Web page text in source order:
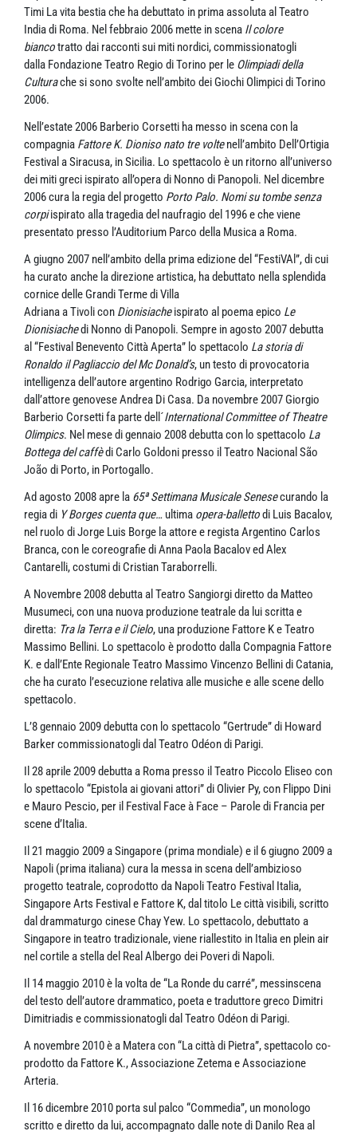
Timi La vita bestia che ha debuttato in prima assoluta al Teatro
India di Roma. Nel febbraio 2006 mette in scena Il colore
biancotratto dai racconti sui miti nordici, commissionatogli
dalla Fondazione Teatro Regio di Torino per le Olimpiadi della
Culturache si sono svolte nell’ambito dei Giochi Olimpici di Torino
2006.
Nell’estate 2006 Barberio Corsetti ha messo in scena con la
compagnia Fattore K. Dioniso nato tre voltenell’ambito Dell’Ortigia
Festival a Siracusa, in Sicilia. Lo spettacolo è un ritorno all’universo
dei miti greci ispirato all’opera di Nonno di Panopoli. Nel dicembre
2006 cura la regia del progetto Porto Palo. Nomi su tombe senza
corpiispirato alla tragedia del naufragio del 1996 e che viene
presentato presso l’Auditorium Parco della Musica a Roma.
A giugno 2007 nell’ambito della prima edizione del “FestiVAl”, di cui
ha curato anche la direzione artistica, ha debuttato nella splendida
cornice delle Grandi Terme di Villa
Adriana a Tivoli con Dionisiacheispirato al poema epico Le
Dionisiachedi Nonno di Panopoli. Sempre in agosto 2007 debutta
al “Festival Benevento Città Aperta” lo spettacolo La storia di
Ronaldo il Pagliaccio del Mc Donald’s, un testo di provocatoria
intelligenza dell’autore argentino Rodrigo Garcia, interpretato
dall’attore genovese Andrea Di Casa. Da novembre 2007 Giorgio
Barberio Corsetti fa parte dell´International Committee of Theatre
Olimpics. Nel mese di gennaio 2008 debutta con lo spettacolo La
Bottega del caffèdi Carlo Goldoni presso il Teatro Nacional São
João di Porto, in Portogallo.
Ad agosto 2008 apre la 65ª Settimana Musicale Senesecurando la
regia di Y Borges cuenta que… ultima opera-ballettodi Luis Bacalov,
nel ruolo di Jorge Luis Borge la attore e regista Argentino Carlos
Branca, con le coreografie di Anna Paola Bacalov ed Alex
Cantarelli, costumi di Cristian Taraborrelli.
A Novembre 2008 debutta al Teatro Sangiorgi diretto da Matteo
Musumeci, con una nuova produzione teatrale da lui scritta e
diretta: Tra la Terra e il Cielo, una produzione Fattore K e Teatro
Massimo Bellini. Lo spettacolo è prodotto dalla Compagnia Fattore
K. e dall’Ente Regionale Teatro Massimo Vincenzo Bellini di Catania,
che ha curato l’esecuzione relativa alle musiche e alle scene dello
spettacolo.
L’8 gennaio 2009 debutta con lo spettacolo “Gertrude” di Howard
Barker commissionatogli dal Teatro Odéon di Parigi.
Il 28 aprile 2009 debutta a Roma presso il Teatro Piccolo Eliseo con
lo spettacolo “Epistola ai giovani attori” di Olivier Py, con Flippo Dini
e Mauro Pescio, per il Festival Face à Face – Parole di Francia per
scene d’Italia.
Il 21 maggio 2009 a Singapore (prima mondiale) e il 6 giugno 2009 a
Napoli (prima italiana) cura la messa in scena dell’ambizioso
progetto teatrale, coprodotto da Napoli Teatro Festival Italia,
Singapore Arts Festival e Fattore K, dal titolo Le città visibili, scritto
dal drammaturgo cinese Chay Yew. Lo spettacolo, debuttato a
Singapore in teatro tradizionale, viene riallestito in Italia en plein air
nel cortile a stella del Real Albergo dei Poveri di Napoli.
Il 14 maggio 2010 è la volta de “La Ronde du carré”, messinscena
del testo dell’autore drammatico, poeta e traduttore greco Dimitri
Dimitriadis e commissionatogli dal Teatro Odéon di Parigi.
A novembre 2010 è a Matera con “La città di Pietra”, spettacolo co-
prodotto da Fattore K., Associazione Zetema e Associazione
Arteria.
Il 16 dicembre 2010 porta sul palco “Commedia”, un monologo
scritto e diretto da lui, accompagnato dalle note di Danilo Rea al